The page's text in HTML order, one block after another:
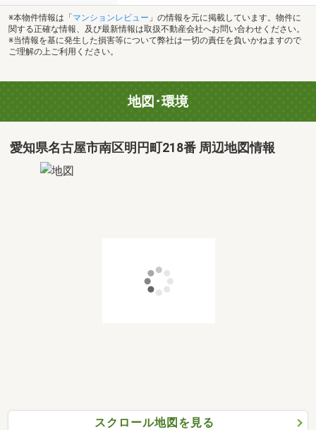
※本物件情報は「 マンションレビュー 」の情報を元に掲載しています。物件に
関する正確な情報、及び最新情報は取扱不動産会社へお問い合わせください。
※当情報を基に発生した損害等について弊社は一切の責任を負いかねますので
ご理解の上ご利用ください。
地図･環境
愛知県名古屋市南区明円町218番 周辺地図情報
スクロール地図を見る